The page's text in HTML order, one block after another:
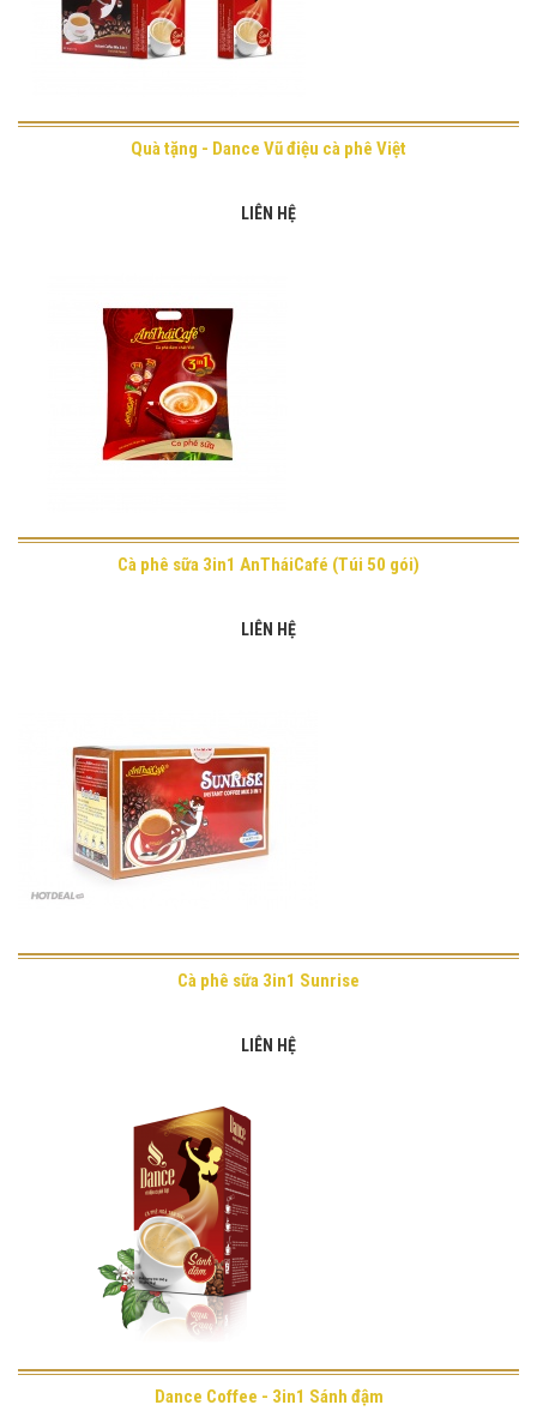
Quà tặng - Dance Vũ điệu cà phê Việt
LIÊN HỆ
Cà phê sữa 3in1 AnTháiCafé (Túi 50 gói)
LIÊN HỆ
Cà phê sữa 3in1 Sunrise
LIÊN HỆ
Dance Coffee - 3in1 Sánh đậm